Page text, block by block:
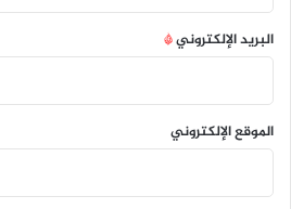
البريد الإلكتروني*
الموقع الإلكتروني